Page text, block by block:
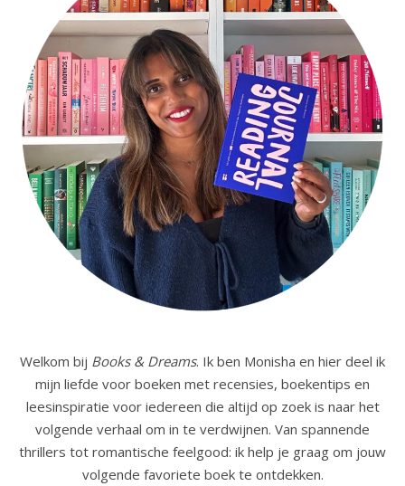
Welkom bij Books & Dreams. Ik ben Monisha en hier deel ik
mijn liefde voor boeken met recensies, boekentips en
leesinspiratie voor iedereen die altijd op zoek is naar het
volgende verhaal om in te verdwijnen. Van spannende
thrillers tot romantische feelgood: ik help je graag om jouw
volgende favoriete boek te ontdekken.